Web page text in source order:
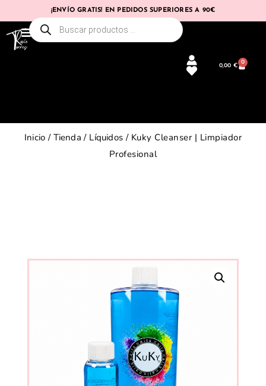
¡ENVÍO GRATIS! EN PEDIDOS SUPERIORES A 90€
0,00 € 0
Inicio / Tienda / Líquidos / Kuky Cleanser | Limpiador
Profesional